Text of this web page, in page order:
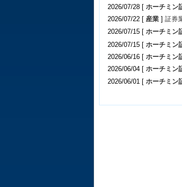
2026/07/28 [ ホーチミン
2026/07/22 [ 産業 ] 証券
2026/07/15 [ ホーチミン
2026/07/15 [ ホーチミン
2026/06/16 [ ホーチミン
2026/06/04 [ ホーチミン
2026/06/01 [ ホーチミン